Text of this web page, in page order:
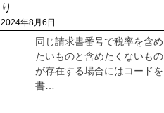
り
2024年8月6日
同じ請求書番号で税率を含め
たいものと含めたくないもの
が存在する場合にはコードを
書…